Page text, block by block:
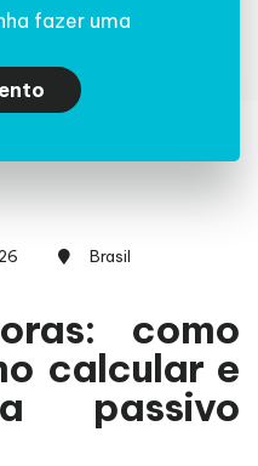
fazer uma
Brasil
como
calcular e
passivo